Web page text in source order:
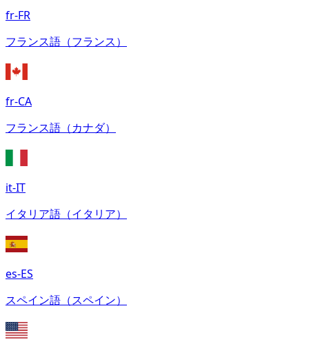
fr-FR
フランス語（フランス）
fr-CA
フランス語（カナダ）
it-IT
イタリア語（イタリア）
es-ES
スペイン語（スペイン）